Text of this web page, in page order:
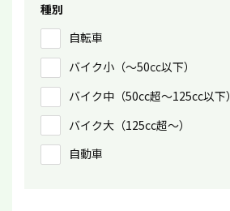
種別
自転車
バイク小（〜50㏄以下）
バイク中（50cc超〜125cc以下）
バイク大（125cc超〜）
自動車